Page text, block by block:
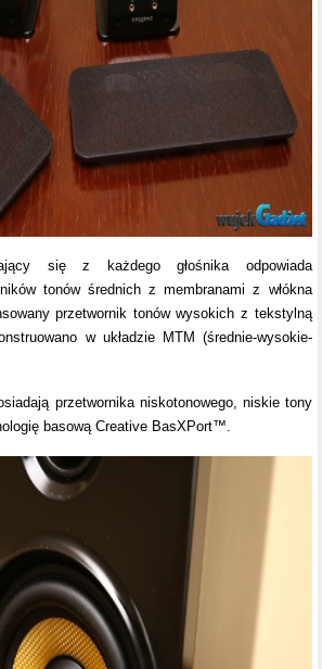
się z każdego głośnika odpowiada
tonów średnich z membranami z włókna
przetwornik tonów wysokich z tekstylną
w układzie MTM (średnie-wysokie-
przetwornika niskotonowego, niskie tony
basową Creative BasXPort™.